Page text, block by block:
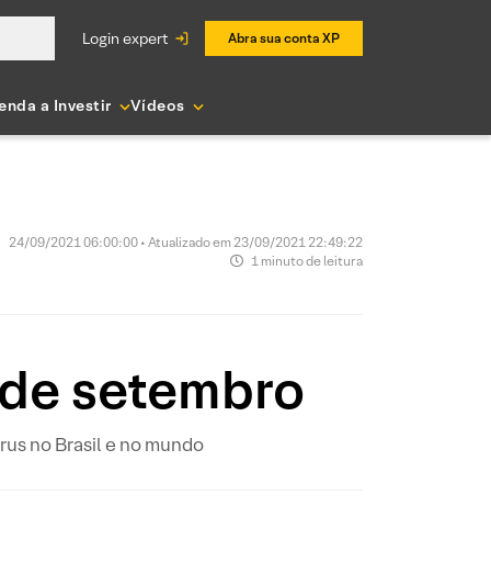
login expert Abra sua conta XP
a Investir Vídeos
24/09/2021 06:00:00 • Atualizado em 23/09/2021 22:49:22
1 minuto de leitura
setembro
no Brasil e no mundo